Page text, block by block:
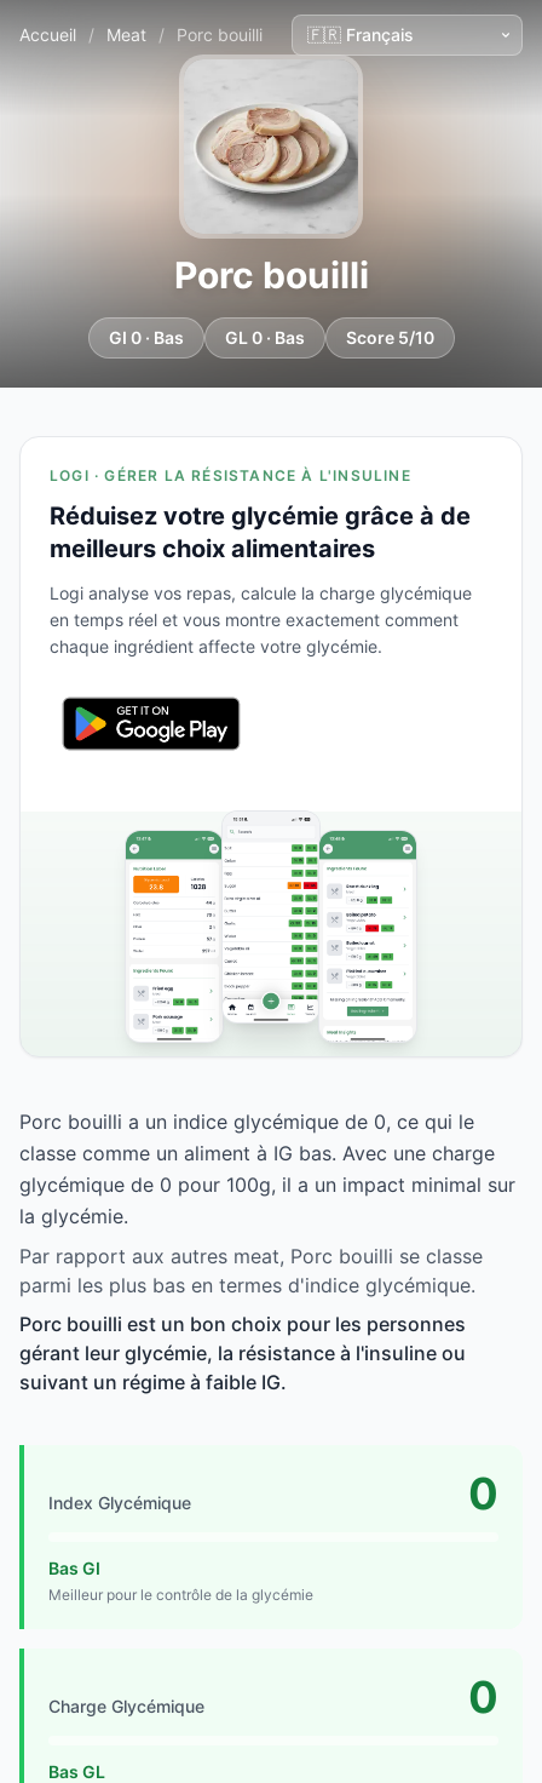
Accueil / Meat / Porc bouilli
Porc bouilli
GI 0 · Bas GL 0 · Bas Score 5/10
LOGI · GÉRER LA RÉSISTANCE À L'INSULINE
Réduisez votre glycémie grâce à de
meilleurs choix alimentaires
Logi analyse vos repas, calcule la charge glycémique
en temps réel et vous montre exactement comment
chaque ingrédient affecte votre glycémie.
Porc bouilli a un indice glycémique de 0, ce qui le
classe comme un aliment à IG bas. Avec une charge
glycémique de 0 pour 100g, il a un impact minimal sur
la glycémie.
Par rapport aux autres meat, Porc bouilli se classe
parmi les plus bas en termes d'indice glycémique.
Porc bouilli est un bon choix pour les personnes
gérant leur glycémie, la résistance à l'insuline ou
suivant un régime à faible IG.
Index Glycémique 0
Bas GI
Meilleur pour le contrôle de la glycémie
Charge Glycémique 0
Bas GL